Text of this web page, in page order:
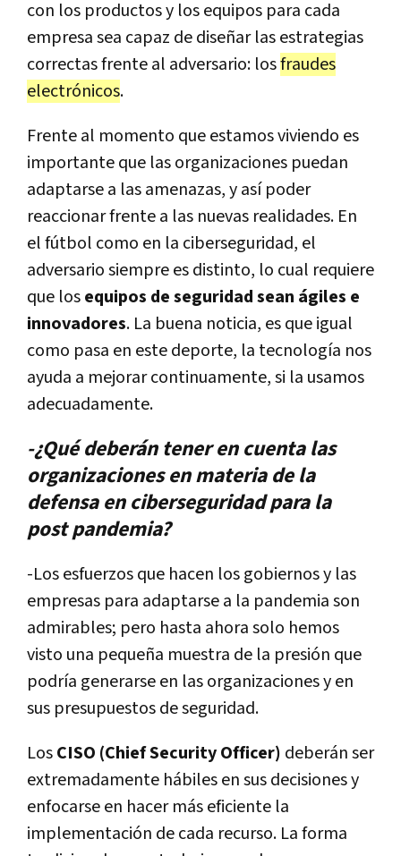
con los productos y los equipos para cada
empresa sea capaz de diseñar las estrategias
correctas frente al adversario: losfraudes
electrónicos.
Frente al momento que estamos viviendo es
importante que las organizaciones puedan
adaptarse a las amenazas, y así poder
reaccionar frente a las nuevas realidades. En
el fútbol como en la ciberseguridad, el
adversario siempre es distinto, lo cual requiere
que losequipos de seguridad sean ágiles e
innovadores. La buena noticia, es que igual
como pasa en este deporte, la tecnología nos
ayuda a mejorar continuamente, si la usamos
adecuadamente.
-¿Qué deberán tener en cuenta las
organizaciones en materia de la
defensa en ciberseguridad para la
post pandemia?
-Los esfuerzos que hacen los gobiernos y las
empresas para adaptarse a la pandemia son
admirables; pero hasta ahora solo hemos
visto una pequeña muestra de la presión que
podría generarse en las organizaciones y en
sus presupuestos de seguridad.
LosCISO (Chief Security Officer) deberán ser
extremadamente hábiles en sus decisiones y
enfocarse en hacer más eficiente la
implementación de cada recurso. La forma